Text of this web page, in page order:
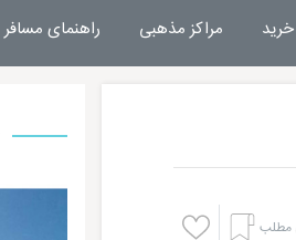
مراکز مذهبی راهنمای مسافر
مطلب